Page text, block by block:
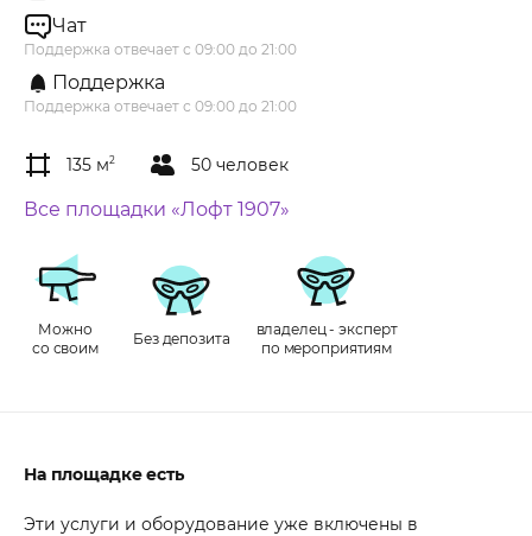
Чат
Поддержка отвечает с 09:00 до 21:00
Поддержка
Поддержка отвечает с 09:00 до 21:00
135 м2 50 человек
Все площадки «Лофт 1907»
Можно
со своим
Без депозита
владелец - эксперт
по мероприятиям
На площадке есть
Эти услуги и оборудование уже включены в